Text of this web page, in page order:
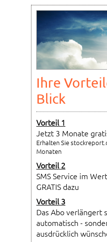
Ihre
Blick
Vorteil 1
Jetzt 3 Monate
Erhalten Sie
Monaten
Vorteil 2
SMS Service im
GRATIS dazu
Vorteil 3
Das Abo verlängert
automatisch -
ausdrücklich